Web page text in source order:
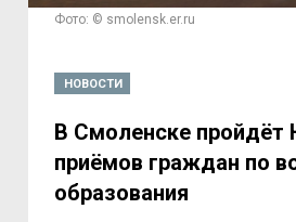
Фото: © smolensk.er.ru
НОВОСТИ
В Смоленске пройдёт
приёмов граждан по
образования